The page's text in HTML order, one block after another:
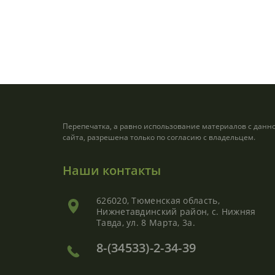
Перепечатка, а равно использование материалов с
сайта, разрешена только по согласию с владельцем.
Наши контакты
626020, Тюменская область,
Нижнетавдинский район, с. Нижняя
Тавда, ул. 8 Марта, 3а.
8-(34533)-2-34-39